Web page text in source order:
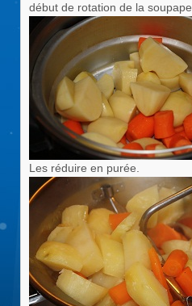
début de rotation de la soupape.
Les réduire en purée.